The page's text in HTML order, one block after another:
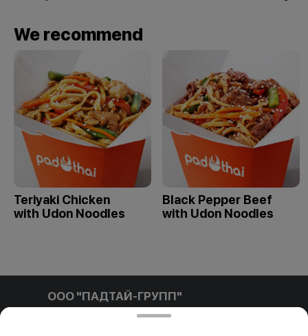
We recommend
Teriyaki Chicken
with Udon Noodles
Black Pepper Beef
with Udon Noodles
ООО "ПАДТАЙ-ГРУПП"
ООО "ПАДТАЙ-ГРУПП" УНП 192838954, РБ, Минская